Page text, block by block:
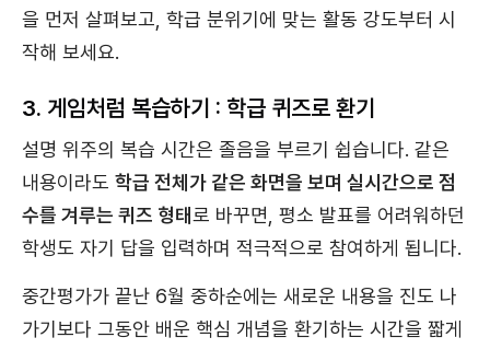
을 먼저 살펴보고, 학급 분위기에 맞는 활동 강도부터 시
작해 보세요.
3. 게임처럼 복습하기 : 학급 퀴즈로 환기
설명 위주의 복습 시간은 졸음을 부르기 쉽습니다. 같은
내용이라도 학급 전체가 같은 화면을 보며 실시간으로 점
수를 겨루는 퀴즈 형태로 바꾸면, 평소 발표를 어려워하던
학생도 자기 답을 입력하며 적극적으로 참여하게 됩니다.
중간평가가 끝난 6월 중하순에는 새로운 내용을 진도 나
가기보다 그동안 배운 핵심 개념을 환기하는 시간을 짧게